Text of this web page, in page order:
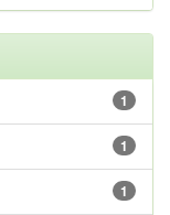
1
1
1